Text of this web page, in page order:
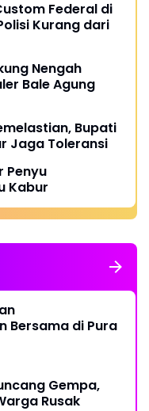
Federal di
Kurang dari
Nengah
Bale Agung
Bupati
Jaga Toleransi
Penyu
Kabur
Bersama di Pura
Gempa,
Rusak